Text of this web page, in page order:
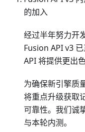
的加入
经过半年努力开
Fusion API v3
API 将提供更出
为确保新引擎质
将重点升级获取
可靠性。我们诚
与本轮内测。